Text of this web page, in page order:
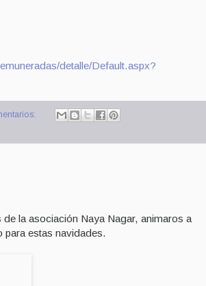
detalle/Default.aspx?
la asociación Naya Nagar, animaros a
para estas navidades.